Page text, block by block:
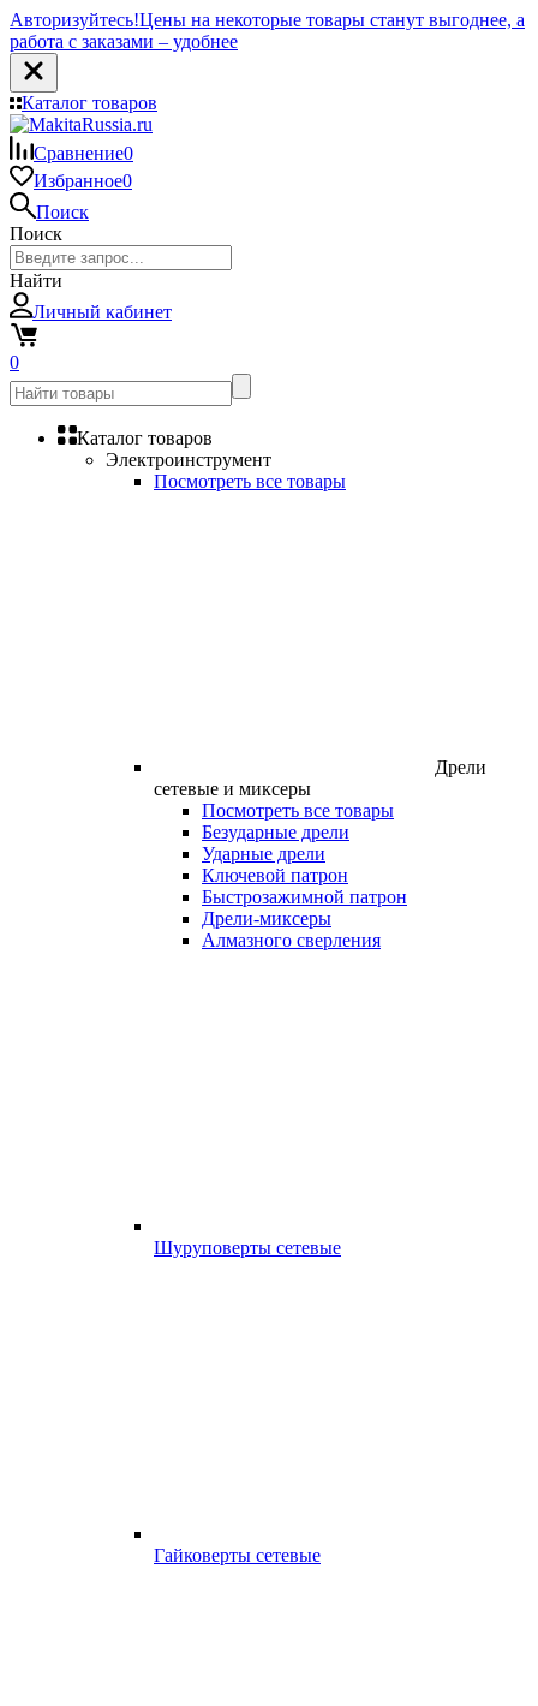
Авторизуйтесь!Цены на некоторые товары станут выгоднее, а
работа с заказами – удобнее
Каталог товаров
Сравнение0
Избранное0
Поиск
Поиск
Найти
Личный кабинет
0
Каталог товаров
Электроинструмент
Посмотреть все товары
Дрели
сетевые и миксеры
Посмотреть все товары
Безударные дрели
Ударные дрели
Ключевой патрон
Быстрозажимной патрон
Дрели-миксеры
Алмазного сверления
Шуруповерты сетевые
Гайковерты сетевые